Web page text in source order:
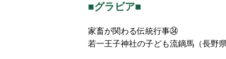
■グラビア■
家畜が関わる伝統行事㉞
若一王子神社の子ども流鏑馬（長野